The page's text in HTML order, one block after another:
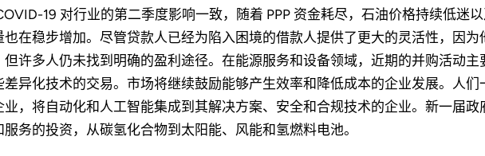
19 对行业的第二季度影响一致，随着 PPP 资金耗尽，石油价格持续低迷
也在稳步增加。尽管贷款人已经为陷入困境的借款人提供了更大的灵活性，因为
但许多人仍未找到明确的盈利途径。在能源服务和设备领域，近期的并购活动主
差异化技术的交易。市场将继续鼓励能够产生效率和降低成本的企业发展。人
业，将自动化和人工智能集成到其解决方案、安全和合规技术的企业。新一届
服务的投资，从碳氢化合物到太阳能、风能和氢燃料电池。